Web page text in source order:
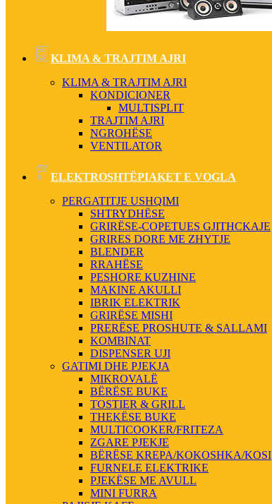
KLIMA & TRAJTIM AJRI
KLIMA & TRAJTIM AJRI
KONDICIONER
MULTISPLIT
TRAJTIM AJRI
NGROHËSE
VENTILATOR
ELEKTROSHTËPIAKET E VOGLA
PERGATITJE USHQIMI
SHTRYDHËSE
GRIRËSE-COPETUES GJITHCKAJE
GRIRES DORE ME ZHYTJE
BLENDER
RRAHËSE
PESHORE KUZHINE
MAKINE AKULLI
IBRIK ELEKTRIK
GRIRËSE MISHI
PRERËSE PROSHUTE & SALLAMI
KOMBINAT
DISPENSER UJI
GATIMI DHE PJEKJA
MIKROVALË
BËRËSE BUKE
TOSTIER & GRILL
THEKËSE BUKE
MULTICOOKER/FRITEZA
ZGARE PJEKJE
BËRËSE KREPA/KOKOSHKA/KOSI
FURNELE ELEKTRIKE
PJEKËSE ME AVULL
MINI FURRA